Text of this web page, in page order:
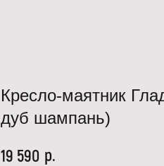
Кресло-маятник
дуб шампань)
19 590 р.